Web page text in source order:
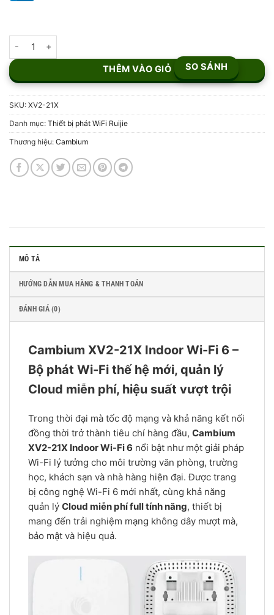
THÊM VÀO GIỎ SO SÁNH
SKU: XV2-21X
Danh mục: Thiết bị phát WiFi Ruijie
Thương hiệu: Cambium
MÔ TẢ
HƯỚNG DẪN MUA HÀNG & THANH TOÁN
ĐÁNH GIÁ (0)
Cambium XV2-21X Indoor Wi-Fi 6 –
Bộ phát Wi-Fi thế hệ mới, quản lý
Cloud miễn phí, hiệu suất vượt trội
Trong thời đại mà tốc độ mạng và khả năng kết nối
đồng thời trở thành tiêu chí hàng đầu, Cambium
XV2-21X Indoor Wi-Fi 6 nổi bật như một giải pháp
Wi-Fi lý tưởng cho môi trường văn phòng, trường
học, khách sạn và nhà hàng hiện đại. Được trang
bị công nghệ Wi-Fi 6 mới nhất, cùng khả năng
quản lý Cloud miễn phí full tính năng, thiết bị
mang đến trải nghiệm mạng không dây mượt mà,
bảo mật và hiệu quả.